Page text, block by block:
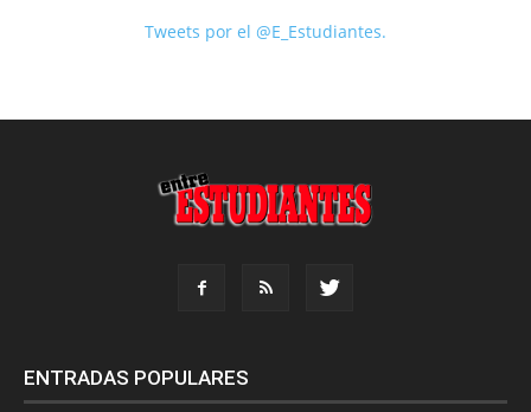
Tweets por el @E_Estudiantes.
ENTRADAS POPULARES